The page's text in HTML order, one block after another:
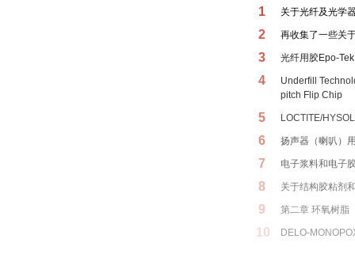
1 关于光纤及光学
2 再收集了一些关
3 光纤用胶Epo-
4
Underfill
pitch Flip Chip
5 LOCTITE/
6 扬声器（喇叭）
7 电子浆料和电子
8 关于结构胶粘剂
9 第二章 环氧树脂
10 DELO-